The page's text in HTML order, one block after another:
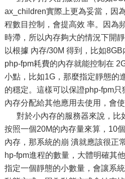
ax_children實際上更為妥當，因
程數目控制，會提高效 率。因為
時滯，所以內存夠大的情況下開
以根據 內存/30M 得到，比如
php-fpm耗費的內存就能控制在
小點，比如1G，那麼指定靜態的
的穩定。這樣可以保證php-fpm
內存分配給其他應用去使用，會
對於小內存的服務器來說，比
按照一個20M的內存量來算，10
內存，那系統的崩 潰就應該很正
hp-fpm進程的數量，大體明確其
指定一個靜態的小數量，會讓系